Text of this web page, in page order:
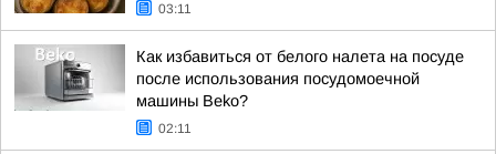
03:11
Как избавиться от белого налета на посуде
после использования посудомоечной
машины Beko?
02:11